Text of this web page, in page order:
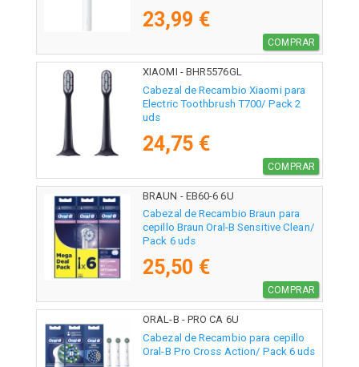
23,99 €
COMPRAR
XIAOMI - BHR5576GL
Cabezal de Recambio Xiaomi para
Electric Toothbrush T700/ Pack 2
uds
24,75 €
COMPRAR
BRAUN - EB60-6 6U
Cabezal de Recambio Braun para
cepillo Braun Oral-B Sensitive Clean/
Pack 6 uds
25,50 €
COMPRAR
ORAL-B - PRO CA 6U
Cabezal de Recambio para cepillo
Oral-B Pro Cross Action/ Pack 6 uds